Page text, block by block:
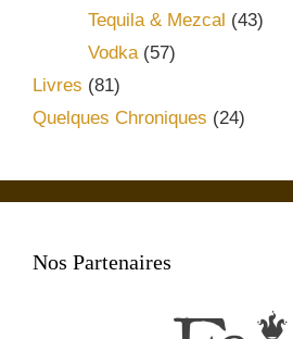
Tequila & Mezcal (43)
Vodka(57)
Livres (81)
Quelques Chroniques (24)
Nos Partenaires